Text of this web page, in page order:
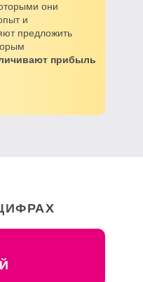
они
и
предложить
прибыль